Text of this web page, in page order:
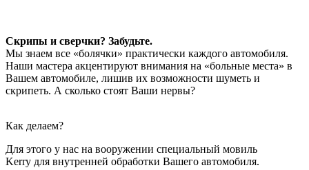
Скрипы и сверчки? Забудьте.
Мы знаем все «болячки» практически каждого автомобиля.
Наши мастера акцентируют внимания на «больные места» в
Вашем автомобиле, лишив их возможности шуметь и
скрипеть. А сколько стоят Ваши нервы?
Как делаем?
Для этого у нас на вооружении специальный мовиль
Kerry для внутренней обработки Вашего автомобиля.